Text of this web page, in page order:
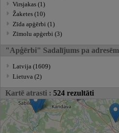
Virsjakas (1)
Žaketes (10)
Zīda apģērbi (1)
Zīmolu apģerbi (3)
"Apģērbi" Sadalījums pa adresēm
Latvija (1609)
Lietuva (2)
Kartē atrasti : 524 rezultāti